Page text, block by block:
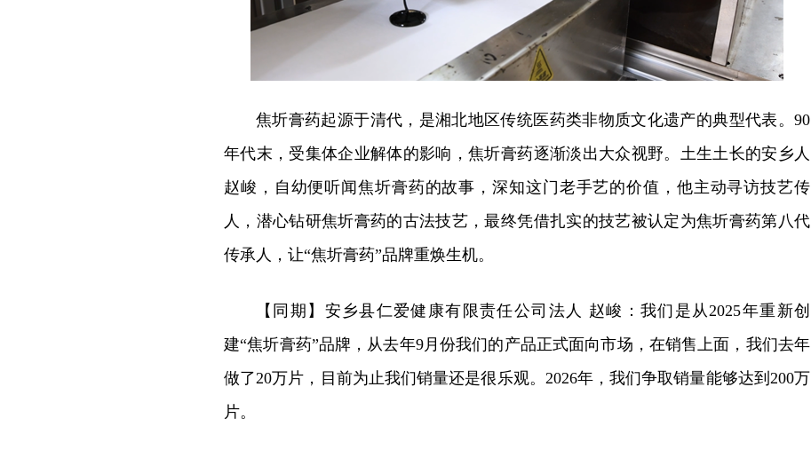
焦圻膏药起源于清代，是湘北地区传统医药类非物质文化遗产的典型代表。90
年代末，受集体企业解体的影响，焦圻膏药逐渐淡出大众视野。土生土长的安乡人
赵峻，自幼便听闻焦圻膏药的故事，深知这门老手艺的价值，他主动寻访技艺传
人，潜心钻研焦圻膏药的古法技艺，最终凭借扎实的技艺被认定为焦圻膏药第八代
传承人，让“焦圻膏药”品牌重焕生机。
【同期】安乡县仁爱健康有限责任公司法人 赵峻：我们是从2025年重新创
建“焦圻膏药”品牌，从去年9月份我们的产品正式面向市场，在销售上面，我们去年
做了20万片，目前为止我们销量还是很乐观。2026年，我们争取销量能够达到200万
片。